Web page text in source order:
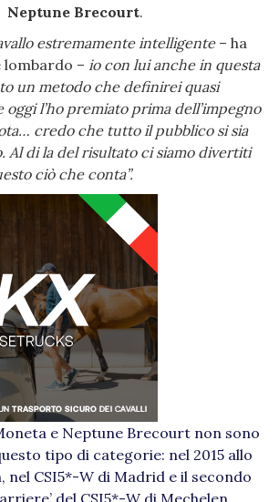
Neptune Brecourt.
estremamente intelligente– ha
– io con lui anche in questa
un metodo che definirei quasi
l’ho premiato prima dell’impegno
credo che tutto il pubblico si sia
Al di la del risultato ci siamo divertiti
ciò che conta”.
e Neptune Brecourt non sono
tipo di categorie: nel 2015 allo
nel CSI5*-W di Madrid e il secondo
del CSI5*-W di Mechelen